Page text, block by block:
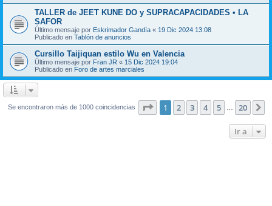
TALLER de JEET KUNE DO y SUPRACAPACIDADES • LA
SAFOR
Último mensaje por Eskrimador Gandía « 19 Dic 2024 13:08
Publicado en Tablón de anuncios
Cursillo Taijiquan estilo Wu en Valencia
Último mensaje por Fran JR « 15 Dic 2024 19:04
Publicado en Foro de artes marciales
Se encontraron más de 1000 coincidencias Página de 20
1 2 3 4 5 20
Ir a